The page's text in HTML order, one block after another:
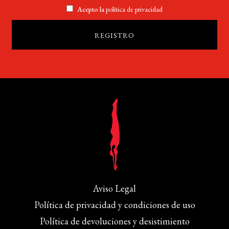
Acepto lapolítica de privacidad
Aviso Legal
Política de privacidad y condiciones de uso
Política de devoluciones y desistimiento